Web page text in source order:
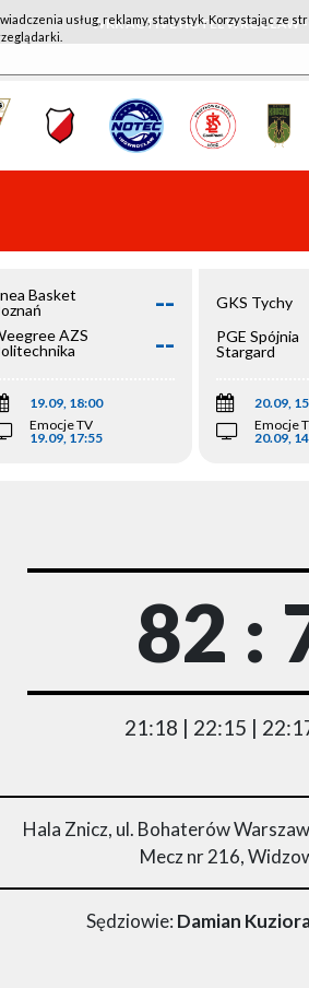
WKK ACTIVE HOTEL WROCŁAW
Basket
--
AZS
--
19.09, 18:00
Emocje TV
19.09, 17:55
GKS Tychy
PGE Spójnia
Stargard
20.09,
Emocje
20.09,
82 :
21:18 | 22:15 |
Hala Znicz, ul. Bohaterów
Mecz nr 216,
Sędziowie: Damian
usług, reklamy, statystyk. Korzystając ze